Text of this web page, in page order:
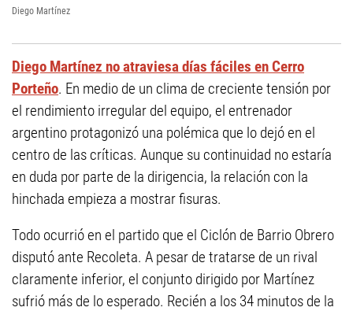
Diego Martínez
Diego Martínez no atraviesa días fáciles en Cerro
Porteño. En medio de un clima de creciente tensión por
el rendimiento irregular del equipo, el entrenador
argentino protagonizó una polémica que lo dejó en el
centro de las críticas. Aunque su continuidad no estaría
en duda por parte de la dirigencia, la relación con la
hinchada empieza a mostrar fisuras.
Todo ocurrió en el partido que el Ciclón de Barrio Obrero
disputó ante Recoleta. A pesar de tratarse de un rival
claramente inferior, el conjunto dirigido por Martínez
sufrió más de lo esperado. Recién a los 34 minutos de la